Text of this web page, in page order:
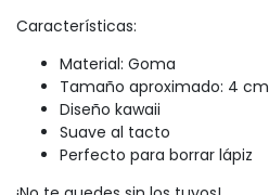
Características:
Material: Goma
Tamaño aproximado: 4 cm
Diseño kawaii
Suave al tacto
Perfecto para borrar lápiz